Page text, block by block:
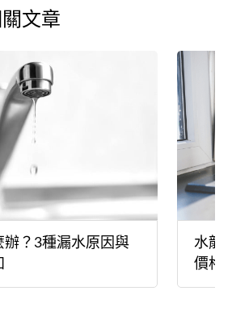
文章
辦？3種漏水原因與
水龍
價格